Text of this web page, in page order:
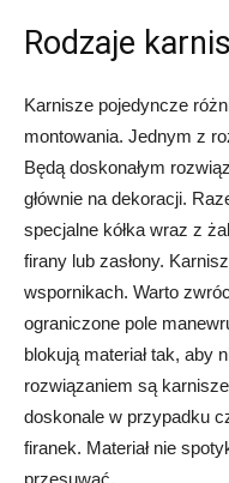
Rodzaje
Karnisze pojedyncze
montowania. Jednym z
Będą doskonałym
głównie na dekoracji.
specjalne kółka wraz z
firany lub zasłony.
wspornikach. Warto
ograniczone pole
blokują materiał tak, aby
rozwiązaniem są
doskonale w przypadku
firanek. Materiał nie
przesuwać.